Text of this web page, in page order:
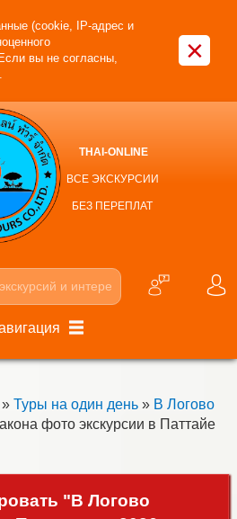
(cookie, IP-адрес и
вы не согласны,
×
THAI-ONLINE
ВСЕ ЭКСКУРСИИ
БЕЗ ПЕРЕПЛАТ
» Туры на один день» В Логово
фото экскурсии в Паттайе
"В Логово